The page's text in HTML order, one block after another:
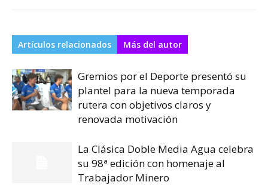
Artículos relacionados Más del autor
Gremios por el Deporte presentó su
plantel para la nueva temporada
rutera con objetivos claros y
renovada motivación
La Clásica Doble Media Agua celebra
su 98ª edición con homenaje al
Trabajador Minero